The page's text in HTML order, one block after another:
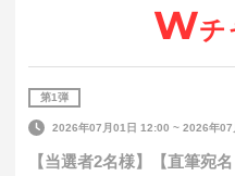
Wチ
第1弾
2026年07月01日 12:00 ~2026年07
【当選者2名様】【直筆宛